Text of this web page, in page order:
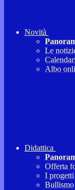
Novità
Le
Albo
Didattica
Offerta
I progetti